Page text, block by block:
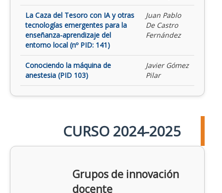
La Caza del Tesoro con IA y otras
tecnologías emergentes para la
enseñanza-aprendizaje del
entorno local (nº PID: 141)
Juan Pablo
De Castro
Fernández
Conociendo la máquina de
anestesia (PID 103)
Javier Gómez
Pilar
CURSO 2024-2025
Grupos de innovación
docente